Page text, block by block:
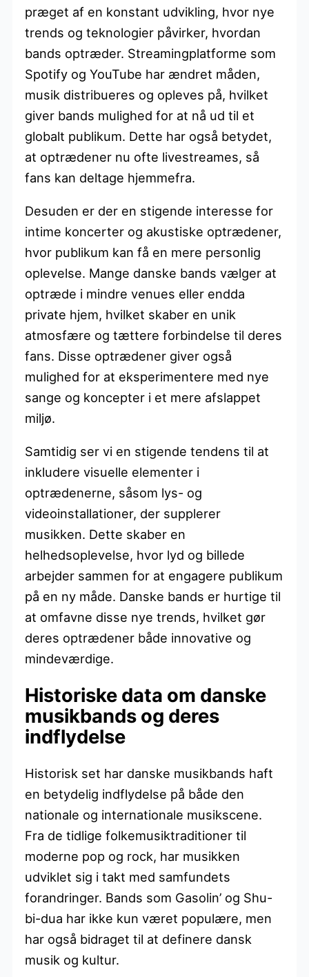
præget af en konstant udvikling, hvor nye
trends og teknologier påvirker, hvordan
bands optræder. Streamingplatforme som
Spotify og YouTube har ændret måden,
musik distribueres og opleves på, hvilket
giver bands mulighed for at nå ud til et
globalt publikum. Dette har også betydet,
at optrædener nu ofte livestreames, så
fans kan deltage hjemmefra.
Desuden er der en stigende interesse for
intime koncerter og akustiske optrædener,
hvor publikum kan få en mere personlig
oplevelse. Mange danske bands vælger at
optræde i mindre venues eller endda
private hjem, hvilket skaber en unik
atmosfære og tættere forbindelse til deres
fans. Disse optrædener giver også
mulighed for at eksperimentere med nye
sange og koncepter i et mere afslappet
miljø.
Samtidig ser vi en stigende tendens til at
inkludere visuelle elementer i
optrædenerne, såsom lys- og
videoinstallationer, der supplerer
musikken. Dette skaber en
helhedsoplevelse, hvor lyd og billede
arbejder sammen for at engagere publikum
på en ny måde. Danske bands er hurtige til
at omfavne disse nye trends, hvilket gør
deres optrædener både innovative og
mindeværdige.
Historiske data om danske
musikbands og deres
indflydelse
Historisk set har danske musikbands haft
en betydelig indflydelse på både den
nationale og internationale musikscene.
Fra de tidlige folkemusiktraditioner til
moderne pop og rock, har musikken
udviklet sig i takt med samfundets
forandringer. Bands som Gasolin’ og Shu-
bi-dua har ikke kun været populære, men
har også bidraget til at definere dansk
musik og kultur.